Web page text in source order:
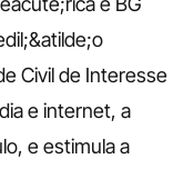
Civil de Interesse
e internet, a
e estimula a